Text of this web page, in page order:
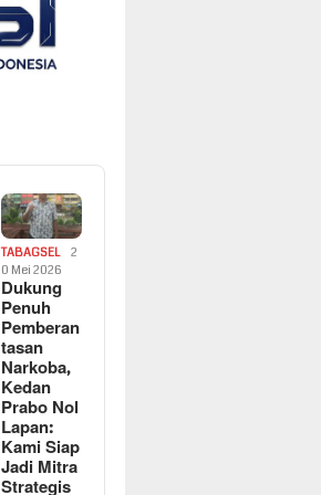
TABAGSEL
2
0 Mei 2026
Dukung
Penuh
Pemberan
tasan
Narkoba,
Kedan
Prabo Nol
Lapan:
Kami Siap
Jadi Mitra
Strategis